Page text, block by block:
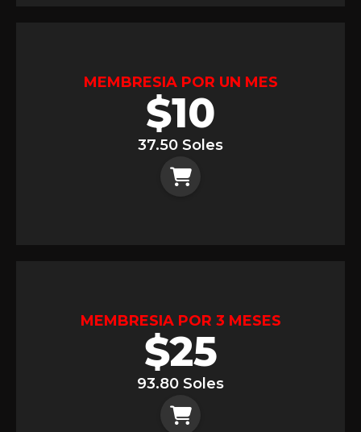
MEMBRESIA POR UN MES
$10
37.50 Soles
MEMBRESIA POR 3 MESES
$25
93.80 Soles